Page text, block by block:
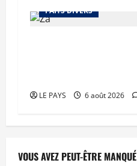
FAITS DIVERS
LE PAYS 6 août 2026
VOUS AVEZ PEUT-ÊTRE MANQUÉ